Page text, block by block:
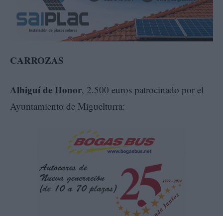
CARROZAS
Alhiguí de Honor, 2.500 euros patrocinado por el
Ayuntamiento de Miguelturra: